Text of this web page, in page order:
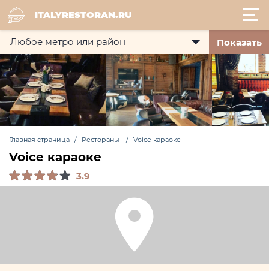
ITALYRESTORAN.RU
Показать
Главная страница Рестораны Voice караоке
Voice караоке
3.9